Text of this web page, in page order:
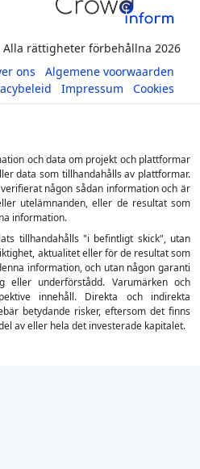
Alla rättigheter förbehållna 2026
ons
Algemene voorwaarden
Impressum Cookies
och data om projekt och plattformar
data som tillhandahålls av plattformar.
någon sådan information och är
utelämnanden, eller de resultat som
information.
tillhandahålls "i befintligt skick", utan
aktualitet eller för de resultat som
information, och utan någon garanti
eller underförstådd. Varumärken och
innehåll. Direkta och indirekta
betydande risker, eftersom det finns
av eller hela det investerade kapitalet.